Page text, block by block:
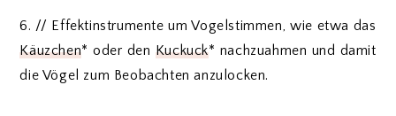
6. // Effektinstrumente um Vogelstimmen, wie etwa das
Käuzchen* oder den Kuckuck* nachzuahmen und damit
die Vögel zum Beobachten anzulocken.